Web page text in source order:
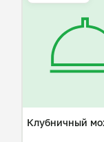
Клубничный